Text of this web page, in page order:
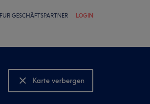
FÜR GESCHÄFTSPARTNER LOGIN
Karte verbergen
Karte anzeigen